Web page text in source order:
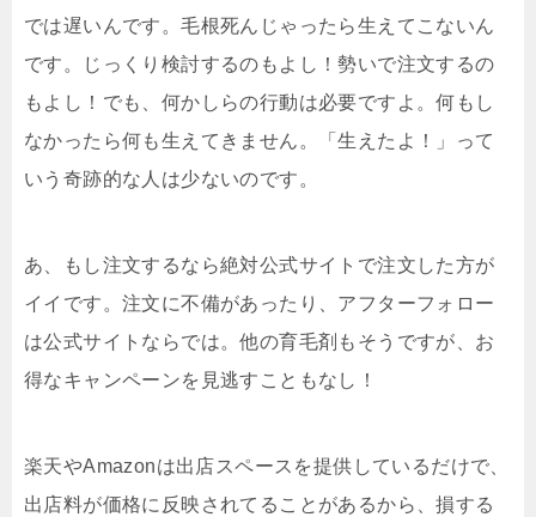
では遅いんです。毛根死んじゃったら生えてこないん
です。じっくり検討するのもよし！勢いで注文するの
もよし！でも、何かしらの行動は必要ですよ。何もし
なかったら何も生えてきません。「生えたよ！」って
いう奇跡的な人は少ないのです。
あ、もし注文するなら絶対公式サイトで注文した方が
イイです。注文に不備があったり、アフターフォロー
は公式サイトならでは。他の育毛剤もそうですが、お
得なキャンペーンを見逃すこともなし！
楽天やAmazonは出店スペースを提供しているだけで、
出店料が価格に反映されてることがあるから、損する